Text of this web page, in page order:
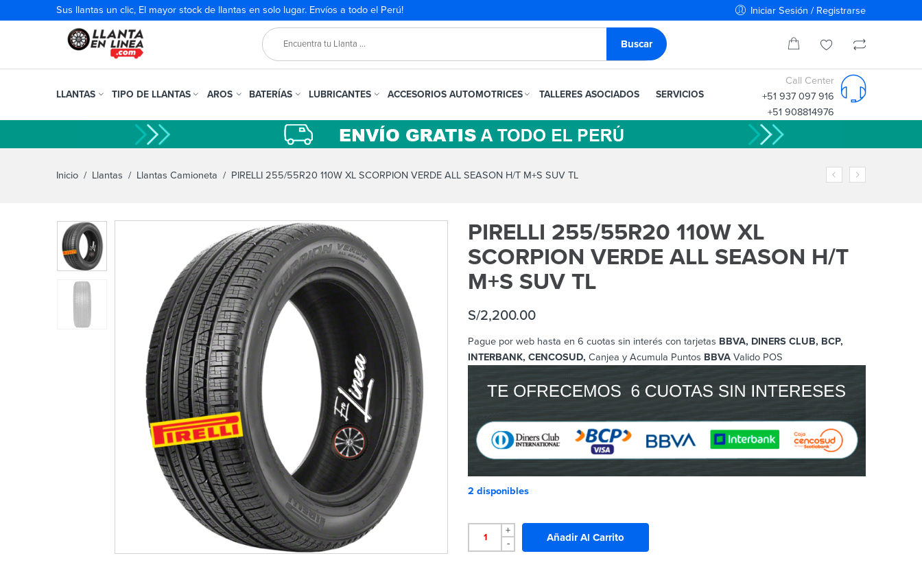
Sus llantas un clic, El mayor stock de llantas en solo lugar. Envíos a todo el Perú! Iniciar Sesión / Registrarse
LLANTAS TIPO DE LLANTAS AROS BATERÍAS LUBRICANTES ACCESORIOS AUTOMOTRICES TALLERES ASOCIADOS SERVICIOS
Call Center
+51 937 097 916
+51 908814976
Inicio / Llantas / Llantas Camioneta / PIRELLI 255/55R20 110W XL SCORPION VERDE ALL SEASON H/T M+S SUV TL
PIRELLI 255/55R20 110W XL
SCORPION VERDE ALL SEASON H/T
M+S SUV TL
S/2,200.00
Pague por web hasta en 6 cuotas sin interés con tarjetas BBVA, DINERS CLUB, BCP,
INTERBANK, CENCOSUD, Canjea y Acumula Puntos BBVA Valido POS
2 disponibles
+
-
Añadir Al Carrito